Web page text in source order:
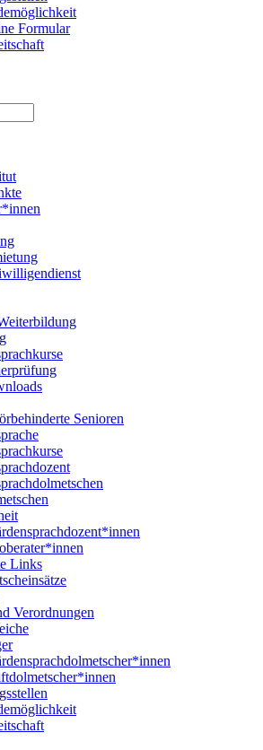
Formular
Senioren
Links
Verordnungen